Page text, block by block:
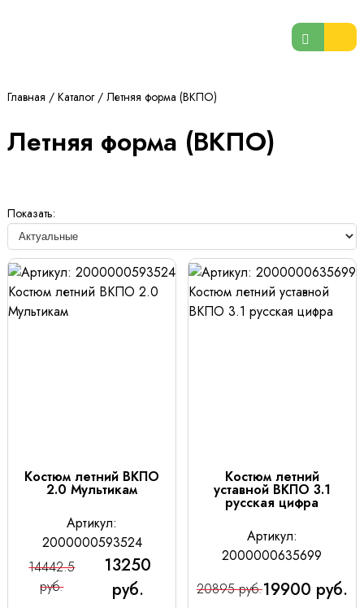
Главная / Каталог / Летняя форма (ВКПО)
Летняя форма (ВКПО)
Показать:
Костюм летний ВКПО
2.0 Мультикам
Артикул:
2000000593524
14442.5
руб.
13250
руб.
Костюм летний
уставной ВКПО 3.1
русская цифра
Артикул:
2000000635699
20895 руб.19900 руб.